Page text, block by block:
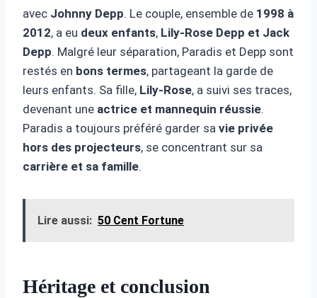
avec Johnny Depp. Le couple, ensemble de 1998 à
2012, a eu deux enfants, Lily-Rose Depp et Jack
Depp. Malgré leur séparation, Paradis et Depp sont
restés en bons termes, partageant la garde de
leurs enfants. Sa fille, Lily-Rose, a suivi ses traces,
devenant une actrice et mannequin réussie.
Paradis a toujours préféré garder sa vie privée
hors des projecteurs, se concentrant sur sa
carrière et sa famille.
Lire aussi: 50 Cent Fortune
Héritage et conclusion